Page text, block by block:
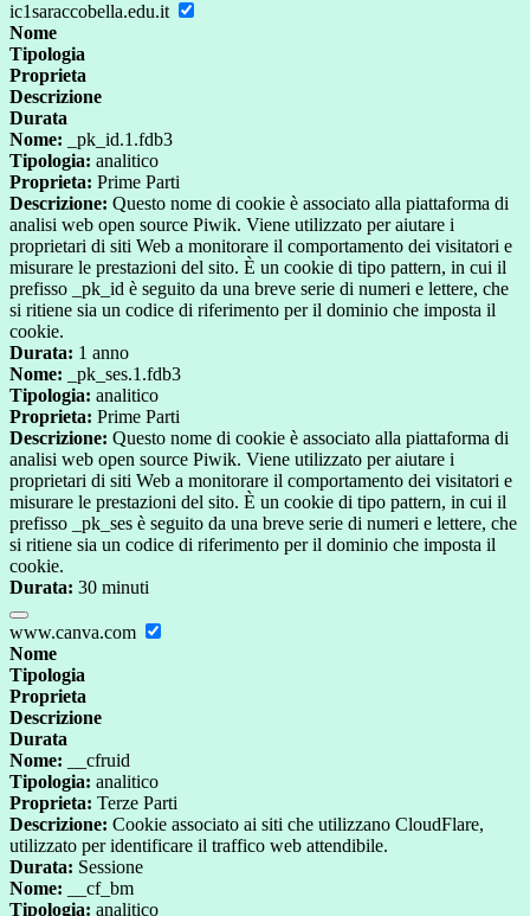
ic1saraccobella.edu.it
Nome
Tipologia
Proprieta
Descrizione
Durata
Nome: _pk_id.1.fdb3
Tipologia: analitico
Proprieta: Prime Parti
Descrizione: Questo nome di cookie è associato alla piattaforma di
analisi web open source Piwik. Viene utilizzato per aiutare i
proprietari di siti Web a monitorare il comportamento dei visitatori e
misurare le prestazioni del sito. È un cookie di tipo pattern, in cui il
prefisso _pk_id è seguito da una breve serie di numeri e lettere, che
si ritiene sia un codice di riferimento per il dominio che imposta il
cookie.
Durata: 1 anno
Nome: _pk_ses.1.fdb3
Tipologia: analitico
Proprieta: Prime Parti
Descrizione: Questo nome di cookie è associato alla piattaforma di
analisi web open source Piwik. Viene utilizzato per aiutare i
proprietari di siti Web a monitorare il comportamento dei visitatori e
misurare le prestazioni del sito. È un cookie di tipo pattern, in cui il
prefisso _pk_ses è seguito da una breve serie di numeri e lettere, che
si ritiene sia un codice di riferimento per il dominio che imposta il
cookie.
Durata: 30 minuti
www.canva.com
Nome
Tipologia
Proprieta
Descrizione
Durata
Nome: __cfruid
Tipologia: analitico
Proprieta: Terze Parti
Descrizione: Cookie associato ai siti che utilizzano CloudFlare,
utilizzato per identificare il traffico web attendibile.
Durata: Sessione
Nome: __cf_bm
Tipologia: analitico